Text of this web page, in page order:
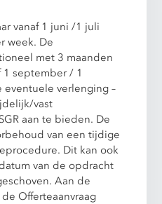
vanaf 1 juni /1 juli
week. De
met 3 maanden
1 september / 1
eventuele verlenging –
vast
aan te bieden. De
van een tijdige
Dit kan ook
van de opdracht
Aan de
Offerteaanvraag